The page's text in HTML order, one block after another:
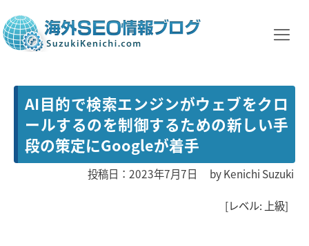
AI目的で検索エンジンがウェブをクロ
ールするのを制御するための新しい手
段の策定にGoogleが着手
投稿日：2023年7月7日 byKenichi Suzuki
[レベル: 上級]